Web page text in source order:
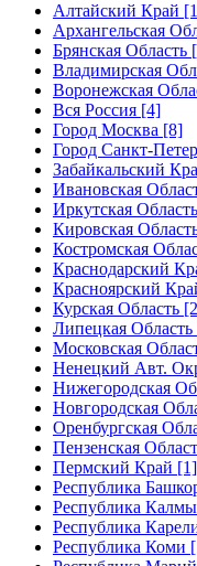
Алтайский Край
Архангельская
Брянская Область
Владимирская
Воронежская
Вся Россия [4]
Город Москва [8]
Город Санкт-
Забайкальский
Ивановская
Иркутская
Кировская
Костромская
Краснодарский
Красноярский
Курская Область
Липецкая
Московская
Ненецкий Авт.
Нижегородская
Новгородская
Оренбургская
Пензенская
Пермский Край [1]
Республика
Республика
Республика
Республика Коми